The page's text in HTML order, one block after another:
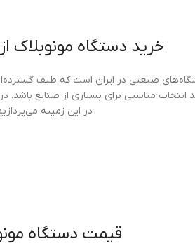
خرید دستگاه مونوبلاک
صنعتی در ایران است که طیف
مناسبی برای بسیاری از صنایع باشد.
در این زمینه
قیمت دستگاه